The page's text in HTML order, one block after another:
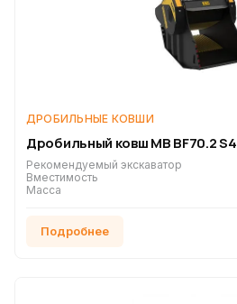
ДРОБИЛЬНЫЕ КОВШИ
Дробильный ковш MB BF70.2 S4
Рекомендуемый экскаватор
Вместимость
Масса
Подробнее